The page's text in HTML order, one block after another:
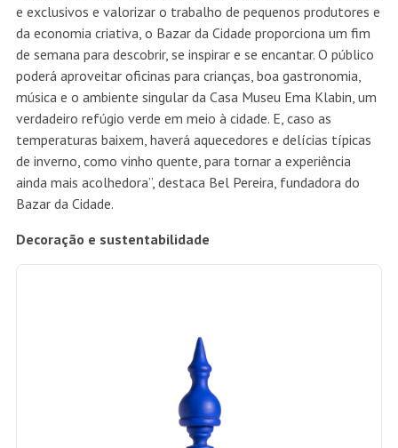
e exclusivos e valorizar o trabalho de pequenos produtores e
da economia criativa, o Bazar da Cidade proporciona um fim
de semana para descobrir, se inspirar e se encantar. O público
poderá aproveitar oficinas para crianças, boa gastronomia,
música e o ambiente singular da Casa Museu Ema Klabin, um
verdadeiro refúgio verde em meio à cidade. E, caso as
temperaturas baixem, haverá aquecedores e delícias típicas
de inverno, como vinho quente, para tornar a experiência
ainda mais acolhedora”, destaca Bel Pereira, fundadora do
Bazar da Cidade.
Decoração e sustentabilidade